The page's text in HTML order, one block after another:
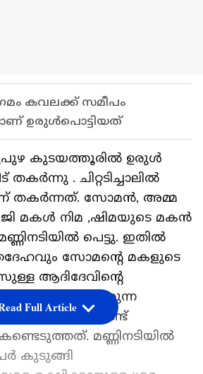
കവലക്ക് സമീപം
ഉരുൾപൊട്ടിയത്
കുടയത്തൂരിൽ ഉരുൾ
. ചിറ്റടിച്ചാലിൽ
തകർന്നത്. സോമൻ, അമ്മ
മകൾ നിമ ,ഷിമയുടെ മകൻ
പെട്ടു. ഇതിൽ
സോമന്‍റെ മകളുടെ
ആദിദേവിന്‍റെ
വീട് ഇരുന്ന
ആയാണ് രണ്ട്
മണ്ണിനടിയിൽ
കുടുങ്ങി
Full Article